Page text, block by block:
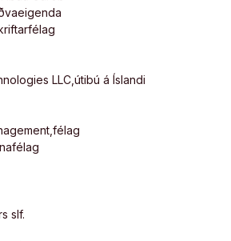
LLC,útibú á Íslandi
slf.